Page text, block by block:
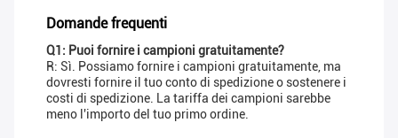
Domande frequenti
Q1: Puoi fornire i campioni gratuitamente?
R: Sì. Possiamo fornire i campioni gratuitamente, ma
dovresti fornire il tuo conto di spedizione o sostenere i
costi di spedizione. La tariffa dei campioni sarebbe
meno l'importo del tuo primo ordine.